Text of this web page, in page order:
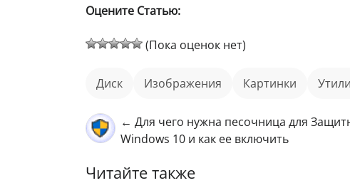
Оцените Статью:
(Пока оценок нет)
диск изображения картинки
← Для чего нужна песочница для
Windows 10 и как ее включить
Читайте также